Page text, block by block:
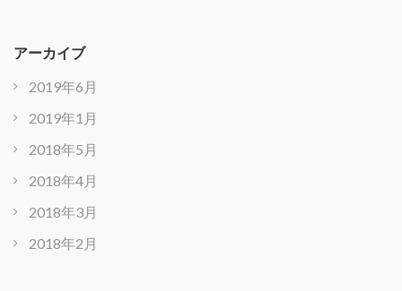
アーカイブ
2019年6月
2019年1月
2018年5月
2018年4月
2018年3月
2018年2月